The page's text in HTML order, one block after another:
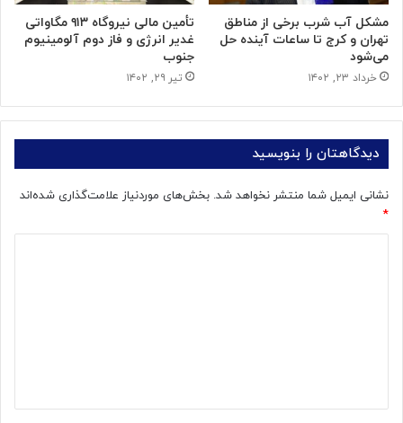
مشکل آب شرب برخی از مناطق
تهران و کرج تا ساعات آینده حل
می‌شود
خرداد ۲۳, ۱۴۰۲
تأمین مالی نیروگاه ۹۱۳ مگاواتی
غدیر انرژی و فاز دوم آلومینیوم
جنوب
تیر ۲۹, ۱۴۰۲
دیدگاهتان را بنویسید
نشانی ایمیل شما منتشر نخواهد شد. بخش‌های موردنیاز علامت‌گذاری شده‌اند
*
*